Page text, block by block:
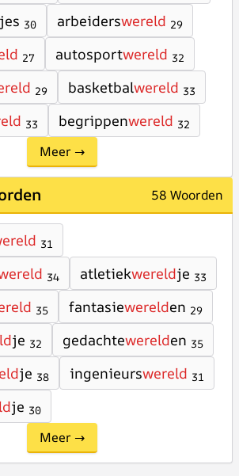
jes 30 arbeiderswereld 29
27 autosportwereld 32
29 basketbalwereld 33
33 begrippenwereld 32
Meer →
58 Woorden
31
34 atletiekwereldje 33
35 fantasiewerelden 29
je 32 gedachtewerelden 35
je 38 ingenieurswereld 31
je 30
Meer →